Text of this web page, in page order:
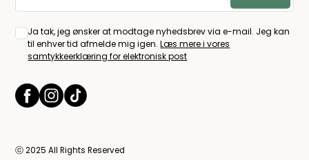
Ja tak, jeg ønsker at modtage nyhedsbrev via e-mail. Jeg kan
til enhver tid afmelde mig igen.Læs mere i vores
samtykkeerklæring for elektronisk post
ⓒ 2025 All Rights Reserved